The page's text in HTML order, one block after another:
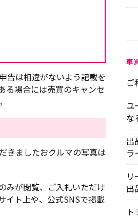
告は相違がないよう記載を
る場合には売買のキャンセ
きましたおクルマの写真は
みが閲覧、ご入札いただけ
イト上や、公式SNSで掲載
車
ご
ユ
な
出
ラ
リ
出